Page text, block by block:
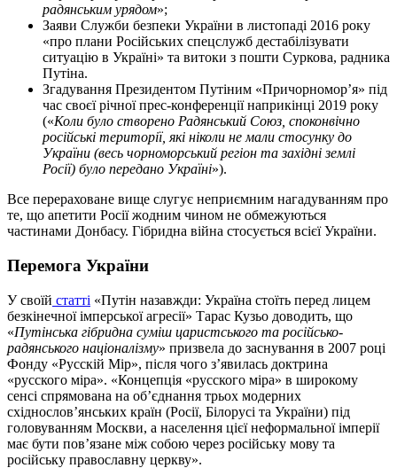
радянським урядом»;
Заяви Служби безпеки України в листопаді 2016 року
«про плани Російських спецслужб дестабілізувати
ситуацію в Україні» та витоки з пошти Суркова, радника
Путіна.
Згадування Президентом Путіним «Причорномор’я» під
час своєї річної прес-конференції наприкінці 2019 року
(«Коли було створено Радянський Союз, споконвічно
російські території, які ніколи не мали стосунку до
України (весь чорноморський регіон та західні землі
Росії) було передано Україні»).
Все перераховане вище слугує неприємним нагадуванням про
те, що апетити Росії жодним чином не обмежуються
частинами Донбасу. Гібридна війна стосується всієї України.
Перемога України
У своїй статті «Путін назавжди: Україна стоїть перед лицем
безкінечної імперської агресії» Тарас Кузьо доводить, що
«Путінська гібридна суміш царистського та російсько-
радянського націоналізму» призвела до заснування в 2007 році
Фонду «Русскій Мір», після чого з’явилась доктрина
«русского міра». «Концепція «русского міра» в широкому
сенсі спрямована на об’єднання трьох модерних
східнослов’янських країн (Росії, Білорусі та України) під
головуванням Москви, а населення цієї неформальної імперії
має бути пов’язане між собою через російську мову та
російську православну церкву».